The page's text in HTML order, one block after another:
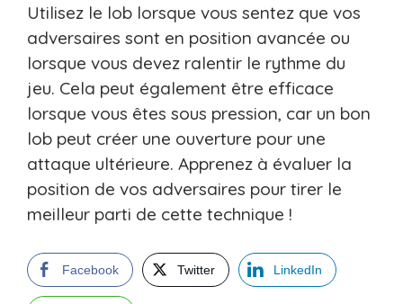
Utilisez le lob lorsque vous sentez que vos
adversaires sont en position avancée ou
lorsque vous devez ralentir le rythme du
jeu. Cela peut également être efficace
lorsque vous êtes sous pression, car un bon
lob peut créer une ouverture pour une
attaque ultérieure. Apprenez à évaluer la
position de vos adversaires pour tirer le
meilleur parti de cette technique !
Facebook Twitter LinkedIn